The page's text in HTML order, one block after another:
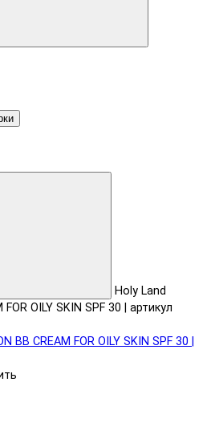
Holy Land
FOR OILY SKIN SPF 30 | артикул